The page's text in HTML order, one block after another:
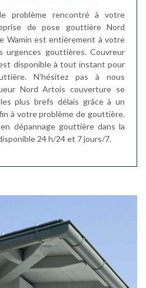
problème rencontré à votre
de pose gouttière Nord
Wamin est entièrement à votre
urgences gouttières. Couvreur
disponible à tout instant pour
N’hésitez pas à nous
Nord Artois couverture se
plus brefs délais grâce à un
à votre problème de gouttière.
dépannage gouttière dans la
24 h/24 et 7 jours/7.